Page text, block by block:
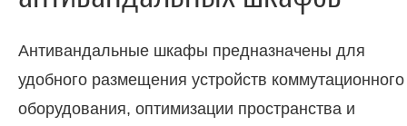
Антивандальные шкафы предназначены для
удобного размещения устройств коммутационного
оборудования, оптимизации пространства и